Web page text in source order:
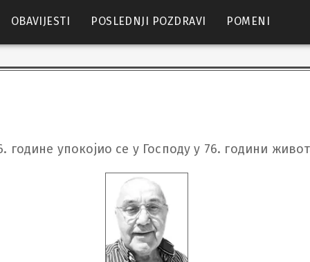
OBAVIJESTI POSLEDNJI POZDRAVI POMENI
године упокојио се у Господу у 76. години